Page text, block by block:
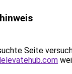
Seite